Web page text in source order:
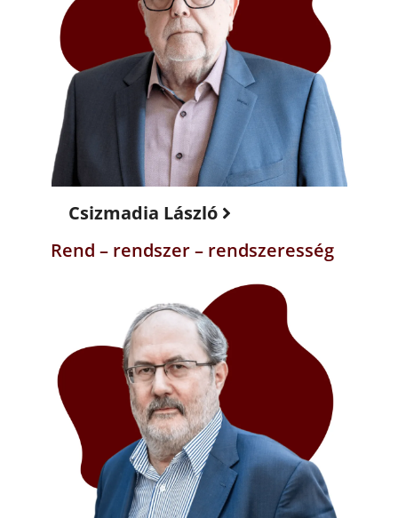
Csizmadia László
Rend – rendszer – rendszeresség